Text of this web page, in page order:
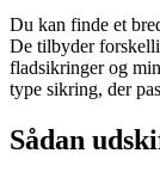
Du kan finde et
De tilbyder
fladsikringer og
type sikring, der
Sådan